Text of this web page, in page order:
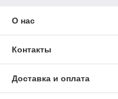
О нас
Контакты
Доставка и оплата